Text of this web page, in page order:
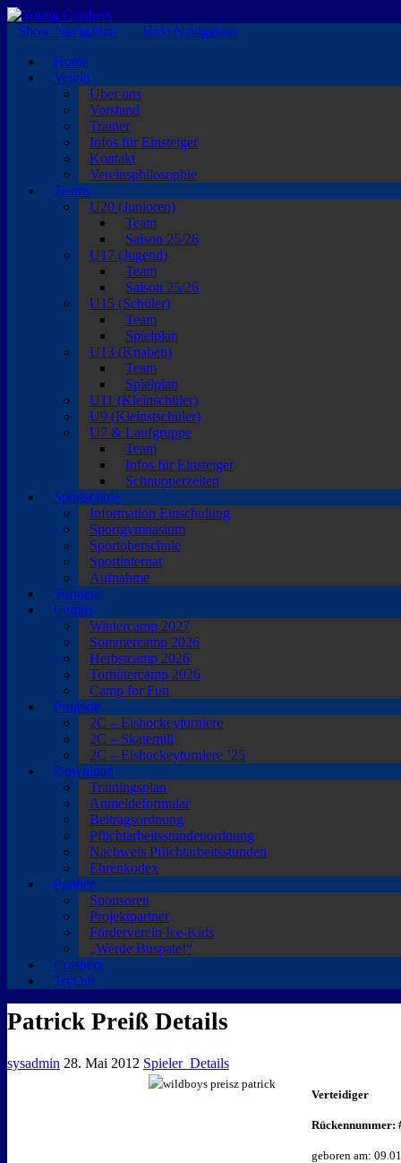
EISKALTE LEIDENSCHAFT
Show Navigation
Hide Navigation
Home
Verein
Über uns
Vorstand
Trainer
Infos für Einsteiger
Kontakt
Vereinsphilosophie
Teams
U20 (Junioren)
Team
Saison 25/26
U17 (Jugend)
Team
Saison 25/26
U15 (Schüler)
Team
Spielplan
U13 (Knaben)
Team
Spielplan
U11 (Kleinschüler)
U9 (Kleinstschüler)
U7 & Laufgruppe
Team
Infos für Einsteiger
Schnupperzeiten
Sportschule
Information Einschulung
Sportgymnasium
Sportoberschule
Sportinternat
Aufnahme
Turniere
Camps
Wintercamp 2027
Sommercamp 2026
Herbstcamp 2026
Torhütercamp 2026
Camp for Fun
Projekte
2C – Eishockeyturniere
2C – Skatemill
2C – Eishockeyturniere ’25
Download
Trainingsplan
Anmeldeformular
Beitragsordnung
Pflichtarbeitsstundenordnung
Nachweis Pflichtarbeitsstunden
Ehrenkodex
Partner
Sponsoren
Projektpartner
Förderverein Ice-Kids
„Werde Buspate!“
Crashers
TryOut
Patrick Preiß Details
sysadmin 28. Mai 2012 Spieler_Details
Verteidiger
Rückennummer:
geboren am: